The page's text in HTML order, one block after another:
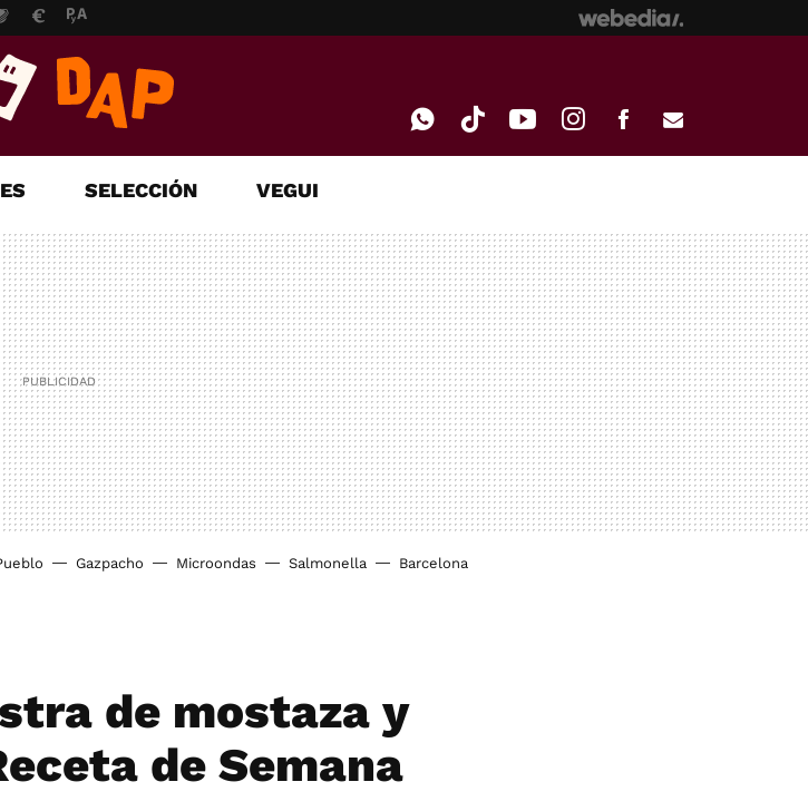
MAIL
SELECCIÓN VEGUI
Gazpacho Microondas Salmonella Barcelona
de mostaza y
de Semana